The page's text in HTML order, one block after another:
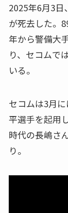
2025年6月3日
が死去した。
年から警備大
り、セコムで
いる。
セコムは3月
平選手を起用
時代の長嶋さ
り。